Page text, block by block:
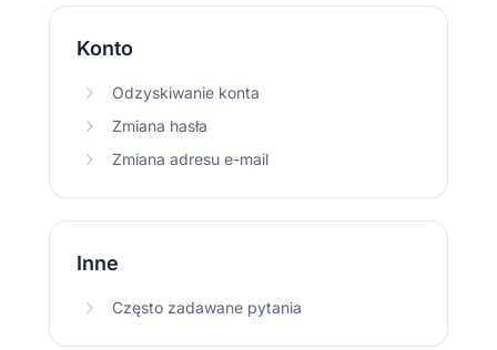
Konto
Odzyskiwanie konta
Zmiana hasła
Zmiana adresu e-mail
Inne
Często zadawane pytania